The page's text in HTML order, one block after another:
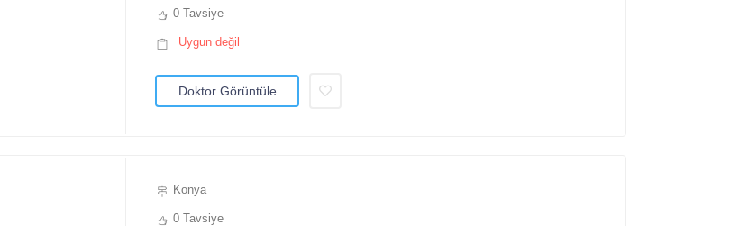
0 Tavsiye
Uygun değil
Doktor Görüntüle
Konya
0 Tavsiye